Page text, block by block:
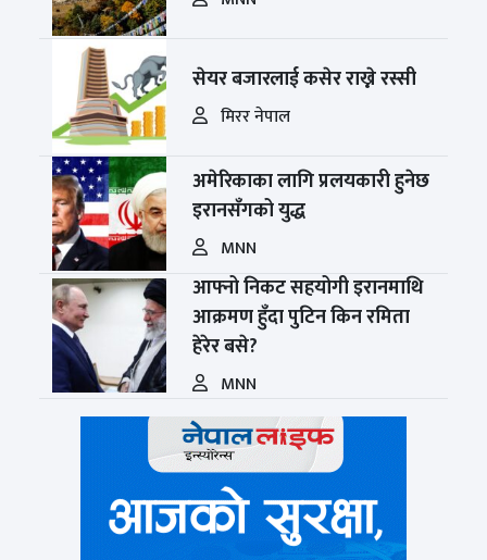
सेयर बजारलाई कसेर राख्ने रस्सी
मिरर नेपाल
अमेरिकाका लागि प्रलयकारी हुनेछ
इरानसँगको युद्ध
MNN
आफ्नो निकट सहयोगी इरानमाथि
आक्रमण हुँदा पुटिन किन रमिता
हेरेर बसे?
MNN